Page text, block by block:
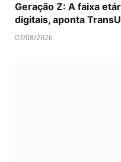
Geração Z: A faixa
digitais, aponta
07/08/2026